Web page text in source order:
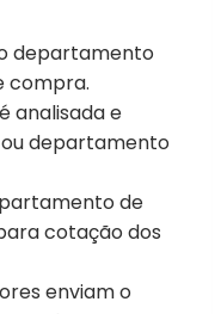
departamento
compra.
analisada e
departamento
de
cotação dos
enviam o